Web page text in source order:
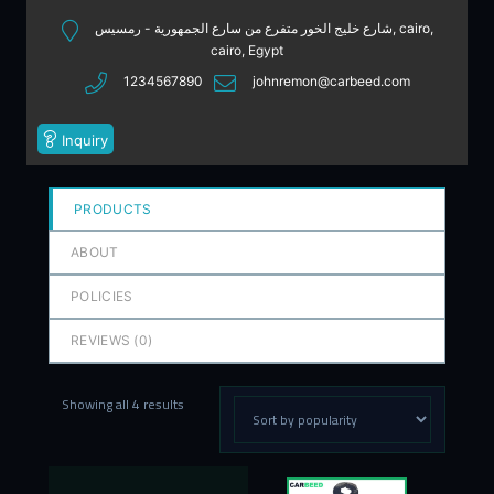
of
شارع خليج الخور متفرع من سارع الجمهورية - رمسيس, cairo,
cairo, Egypt
1234567890
johnremon@carbeed.com
Inquiry
PRODUCTS
ABOUT
POLICIES
REVIEWS (0)
Showing all 4 results